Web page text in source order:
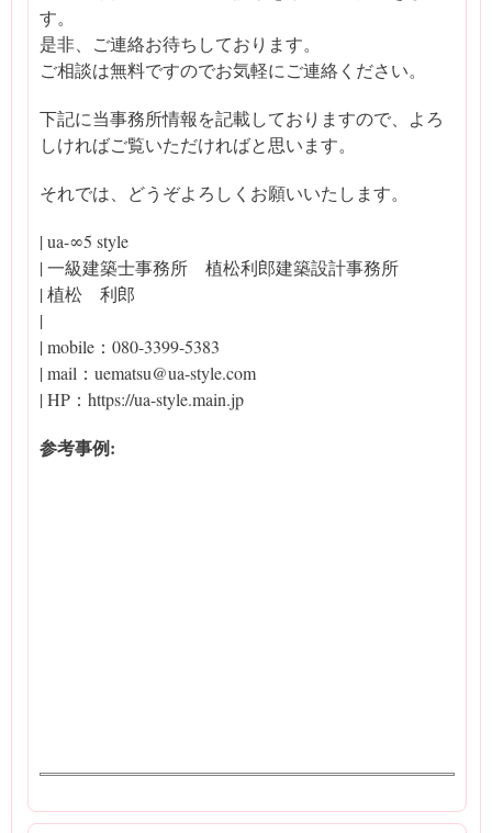
す。
是非、ご連絡お待ちしております。
ご相談は無料ですのでお気軽にご連絡ください。
下記に当事務所情報を記載しておりますので、よろ
しければご覧いただければと思います。
それでは、どうぞよろしくお願いいたします。
| ua-∞5 style
| 一級建築士事務所 植松利郎建築設計事務所
| 植松 利郎
|
| mobile：080-3399-5383
| mail：uematsu@ua-style.com
| HP：https://ua-style.main.jp
参考事例: